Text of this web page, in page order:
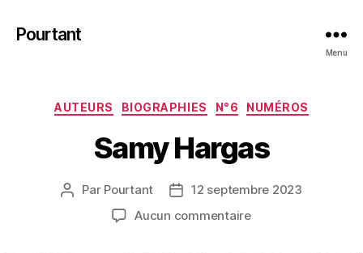
Pourtant
Menu
Catégories
AUTEURS BIOGRAPHIES N°6 NUMÉROS
Samy Hargas
Auteur
Par Pourtant
Date12 septembre 2023
Aucun commentairesur